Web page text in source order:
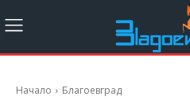
Начало Благоевград